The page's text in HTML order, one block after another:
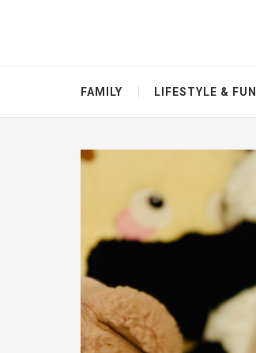
FAMILY LIFESTYLE & FUN